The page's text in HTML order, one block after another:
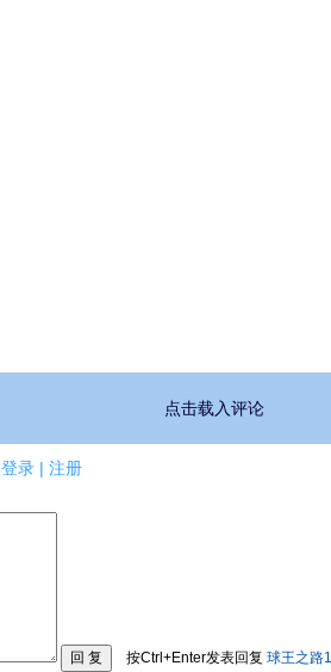
点击载入评论
登录 | 注册
按Ctrl+Enter发表回复 球王之路